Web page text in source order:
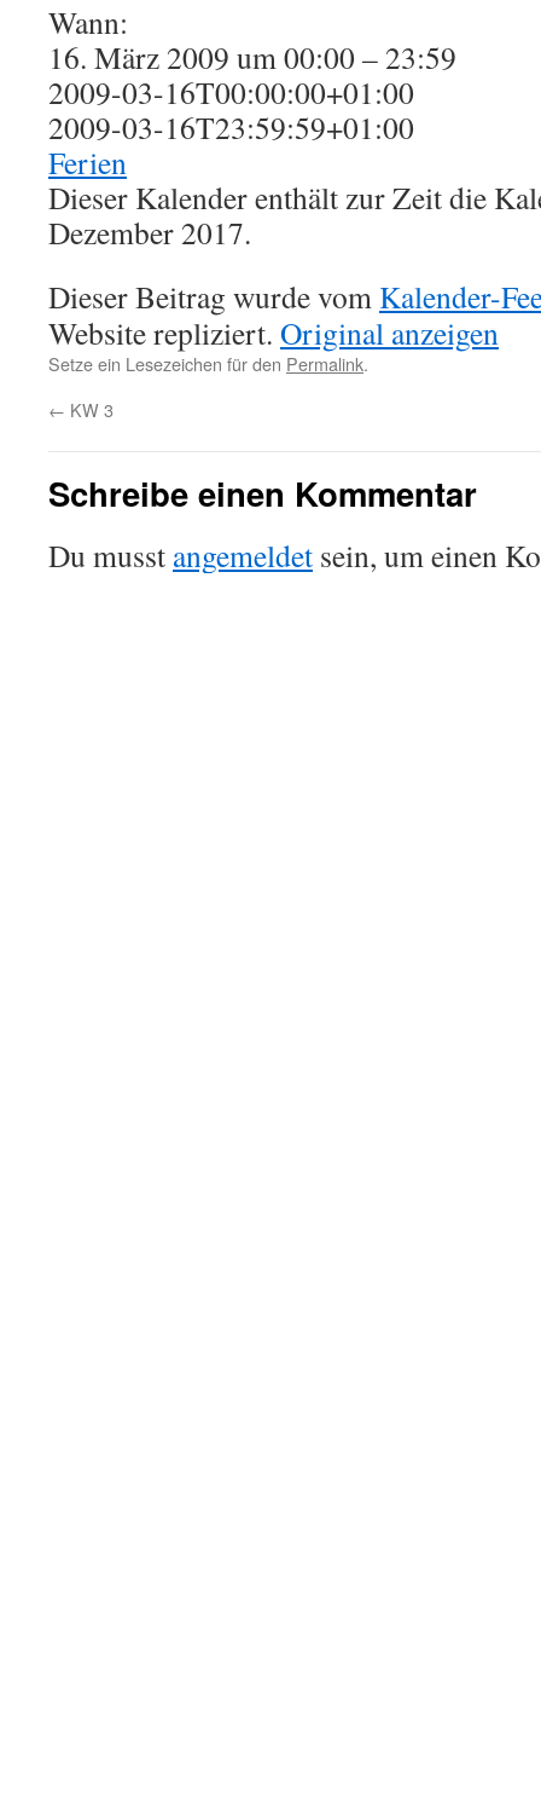
Wann:
16. März 2009 um 00:00 – 23:59
2009-03-16T00:00:00+01:00
2009-03-16T23:59:59+01:00
Ferien
Dieser Kalender enthält zur Zeit die
Dezember 2017.
Dieser Beitrag wurde vom Kalender-
Website repliziert. Original anzeigen
Setze ein Lesezeichen für den Permalink.
← KW 3
Schreibe einen Kommentar
Du musst angemeldet sein, um einen